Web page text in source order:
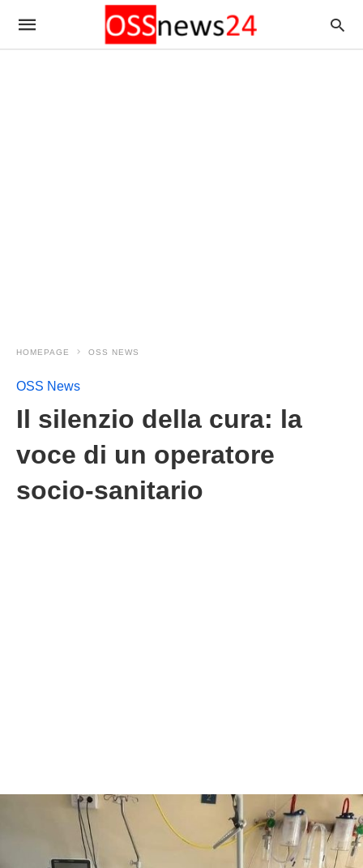
HOMEPAGE OSS NEWS
OSS News
Il silenzio della cura: la
voce di un operatore
socio-sanitario